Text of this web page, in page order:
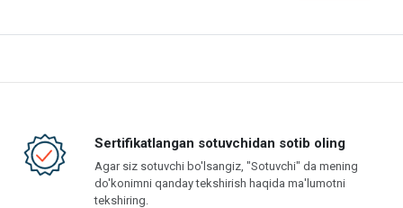
Sertifikatlangan sotuvchidan sotib oling
Agar siz sotuvchi bo'lsangiz, "Sotuvchi" da mening
do'konimni qanday tekshirish haqida ma'lumotni
tekshiring.